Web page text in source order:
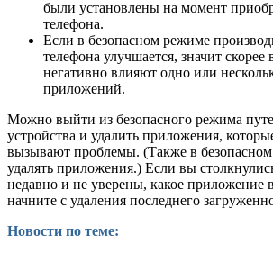
были установлены на момент
телефона.
Если в безопасном режиме
телефона улучшается, значит скорее
негативно влияют одно или
приложений.
Можно выйти из безопасного режима
устройства и удалить приложения,
вызывают проблемы. (Также в
удалять приложения.) Если вы
недавно и не уверены, какое приложение
начните с удаления последнего
Новости по теме: